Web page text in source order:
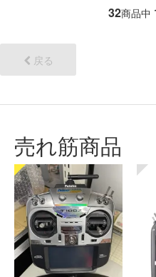
32商品中
戻る
売れ筋商品